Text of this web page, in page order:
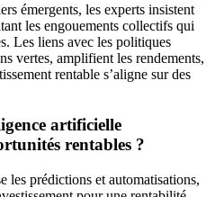
émergents, les experts insistent
les engouements collectifs qui
Les liens avec les politiques
vertes, amplifient les rendements,
rentable s’aligne sur des
artificielle
rentables ?
les prédictions et automatisations,